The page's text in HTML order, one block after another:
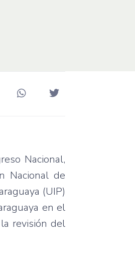
Nacional,
Nacional de
(UIP)
en el
revisión del